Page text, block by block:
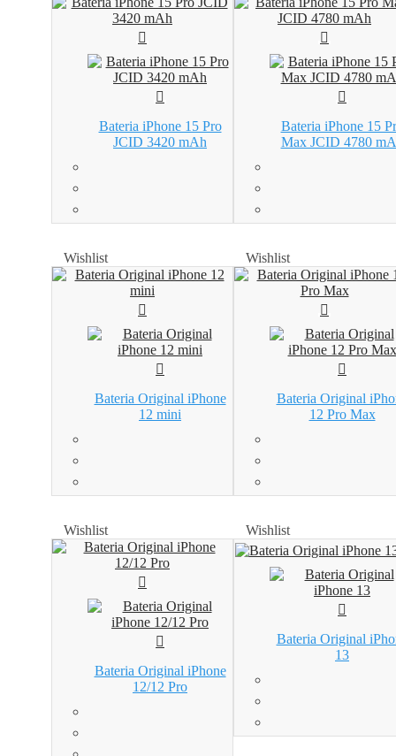
Bateria iPhone 15 Pro
JCID 3420 mAh
Wishlist
Bateria iPhone 15
Max JCID 4780
Wishlist
Bateria Original iPhone
12 mini
Wishlist
Bateria Original
12 Pro Max
Wishlist
Bateria Original iPhone
12/12 Pro
Bateria Original
13